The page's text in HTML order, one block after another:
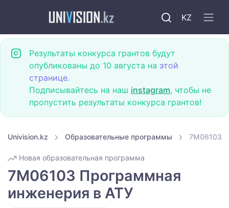
KZ
Результаты конкурса грантов будут
опубликованы до 10 августа на этой
странице.
Подписывайтесь на наш instagram, чтобы не
пропустить результаты конкурса грантов!
Univision.kz Образовательные программы 7M06103
Новая образовательная программа
7M06103 Программная
инженерия в АТУ